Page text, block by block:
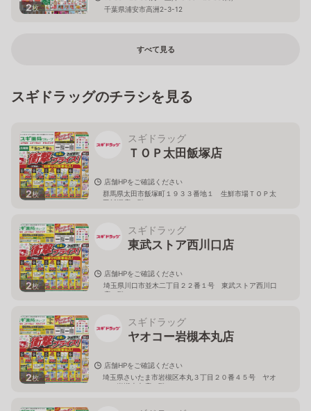
2枚
千葉県浦安市高洲2-3-12
すべて見る
スギドラッグのチラシを見る
2枚
スギドラッグ
ＴＯＰ太田飯塚店
店舗HPをご確認ください
群馬県太田市飯塚町１９３３番地１ 生鮮市場ＴＯＰ太
田飯塚店１階
2枚
スギドラッグ
東武ストア西川口店
店舗HPをご確認ください
埼玉県川口市並木二丁目２２番１号 東武ストア西川口
店２階
2枚
スギドラッグ
ヤオコー岩槻本丸店
店舗HPをご確認ください
埼玉県さいたま市岩槻区本丸３丁目２０番４５号 ヤオ
コー岩槻本丸店２階